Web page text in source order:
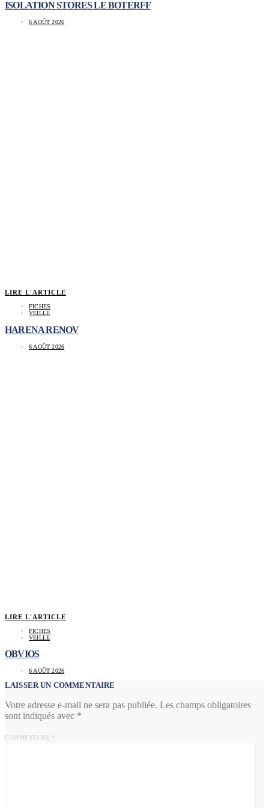
ISOLATION STORES LE BOTERFF
6 AOÛT 2026
LIRE L'ARTICLE
FICHES
VEILLE
HARENA RENOV
6 AOÛT 2026
LIRE L'ARTICLE
FICHES
VEILLE
OBVIOS
6 AOÛT 2026
LAISSER UN COMMENTAIRE
Votre adresse e-mail ne sera pas publiée. Les champs obligatoires
sont indiqués avec *
COMMENTAIRE *